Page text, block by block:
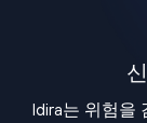
Idira는 위험을